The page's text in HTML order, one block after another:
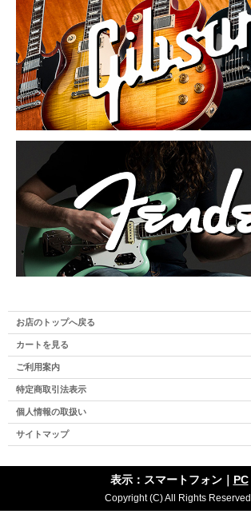
お店のトップへ戻る
カートを見る
ご利用案内
特定商取引法表示
個人情報の取扱い
サイトマップ
表示：スマートフォン｜ PC
Copyright (C) All Rights Reserved.